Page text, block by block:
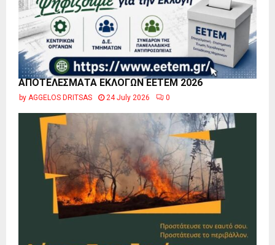
ΑΠΟΤΕΛΕΣΜΑΤΑ ΕΚΛΟΓΩΝ ΕΕΤΕΜ 2026
by AGGELOS DRITSAS 24 July 2026 0